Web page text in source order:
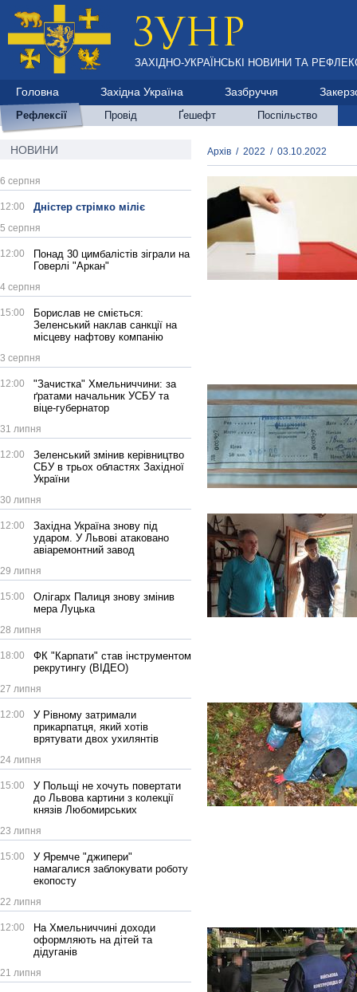
ЗАХІДНО-УКРАЇНСЬКІ НОВИНИ ТА
Головна Західна Україна Зазбруччя
Рефлексії Провід Ґешефт Поспільство
НОВИНИ
6 серпня
12:00 Дністер стрімко міліє
5 серпня
12:00
Понад 30 цимбалістів зіграли на
Говерлі "Аркан"
4 серпня
15:00
Борислав не сміється:
Зеленський наклав санкції на
місцеву нафтову компанію
3 серпня
12:00
"Зачистка" Хмельниччини: за
ґратами начальник УСБУ та
віце-губернатор
31 липня
12:00
Зеленський змінив керівництво
СБУ в трьох областях Західної
України
30 липня
12:00
Західна Україна знову під
ударом. У Львові атаковано
авіаремонтний завод
29 липня
15:00
Олігарх Палиця знову змінив
мера Луцька
28 липня
18:00
ФК "Карпати" став інструментом
рекрутингу (ВІДЕО)
27 липня
12:00
У Рівному затримали
прикарпатця, який хотів
врятувати двох ухилянтів
24 липня
15:00
У Польщі не хочуть повертати
до Львова картини з колекції
князів Любомирських
23 липня
15:00
У Яремче "джипери"
намагалися заблокувати роботу
екопосту
22 липня
12:00
На Хмельниччині доходи
оформляють на дітей та
дідуганів
21 липня
Архів / 2022 / 03.10.2022